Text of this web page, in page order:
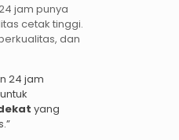
jam punya
cetak tinggi.
dan
24 jam
yang